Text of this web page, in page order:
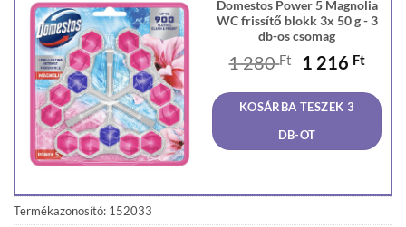
Domestos Power 5 Magnolia
WC frissítő blokk 3x 50 g - 3
db-os csomag
1 280Ft
Original
was:
1
280 Ft.
1 216 Ft
is:
216
KOSÁRBA TESZEK 3
DB-OT
Termékazonosító: 152033